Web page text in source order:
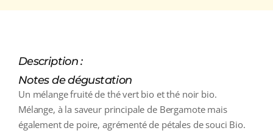
Description :
Notes de dégustation
Un mélange fruité de thé vert bio et thé noir bio.
Mélange, à la saveur principale de Bergamote mais
également de poire, agrémenté de pétales de souci Bio.